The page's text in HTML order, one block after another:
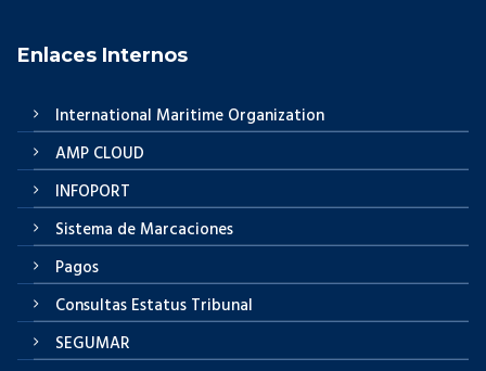
Enlaces Internos
International Maritime Organization
AMP CLOUD
INFOPORT
Sistema de Marcaciones
Pagos
Consultas Estatus Tribunal
SEGUMAR